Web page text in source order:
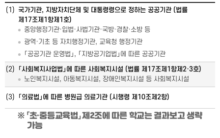
(1) 국가기관, 지방자치단체 및 대통령령으로 정하는 공공기관 (법률
제17조제1항제1호)
중앙행정기관·입법·사법기관·국방·경찰·소방 등
광역·기초 등 자치행정기관, 교육청 행정기관
「공공기관 운영법」, 「지방공기업법」에 따른 공공기관
(2)
「사회복지사업법」에 따른 사회복지시설 (법률 제17조제1항제2·3호)
노인복지시설, 아동복지시설, 장애인복지시설 등 사회복지시설
(3) 「의료법」에 따른 병원급 의료기관 (시행령 제10조제2항)
「초·중등교육법」 제2조에 따른 학교는 결과보고 생략
가능